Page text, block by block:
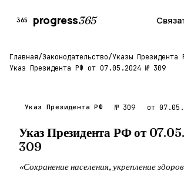
365 progress365
Главная/Законодательство/Указы Президента
Указ Президента РФ от 07.05.2024 № 309
Указ Президента РФ № 309 от
Указ Президента РФ от
309
«Сохранение населения, укрепление